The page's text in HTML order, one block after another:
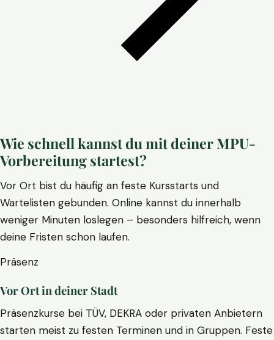
Wie schnell kannst du mit deiner MPU-
Vorbereitung startest?
Vor Ort bist du häufig an feste Kursstarts und
Wartelisten gebunden. Online kannst du innerhalb
weniger Minuten loslegen – besonders hilfreich, wenn
deine Fristen schon laufen.
Präsenz
Vor Ort in deiner Stadt
Präsenzkurse bei TÜV, DEKRA oder privaten Anbietern
starten meist zu festen Terminen und in Gruppen. Feste